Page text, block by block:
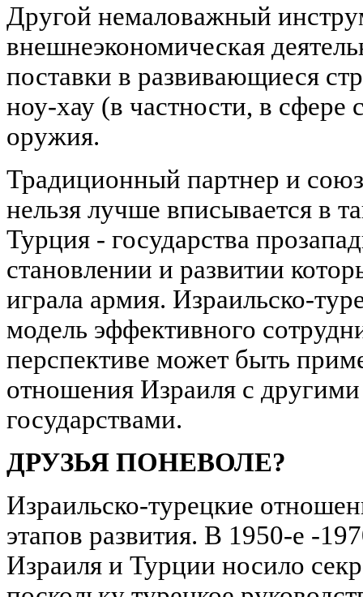
Другой немаловажный
внешнеэкономическая
поставки в развивающиеся
ноу-хау (в частности, в сфере
оружия.
Традиционный партнер и
нельзя лучше вписывается в
Турция - государства
становлении и развитии
играла армия. Израильско-
модель эффективного
перспективе может быть
отношения Израиля с
государствами.
ДРУЗЬЯ ПОНЕВОЛЕ?
Израильско-турецкие
этапов развития. В 1950-е -
Израиля и Турции носило